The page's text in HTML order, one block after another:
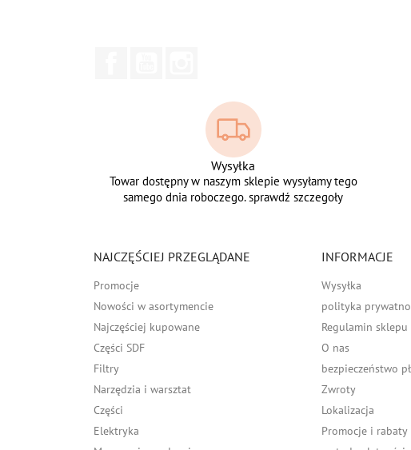
Wysyłka
Towar dostępny w naszym sklepie wysyłamy tego
samego dnia roboczego. sprawdź szczegoły
NAJCZĘŚCIEJ PRZEGLĄDANE
Promocje
Nowości w asortymencie
Najczęściej kupowane
Części SDF
Filtry
Narzędzia i warsztat
Części
Elektryka
INFORMACJE
Wysyłka
polityka
Regulamin sklepu
O nas
bezpieczeństwo
Zwroty
Lokalizacja
Promocje i rabaty